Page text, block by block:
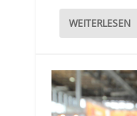
WEITERLESEN